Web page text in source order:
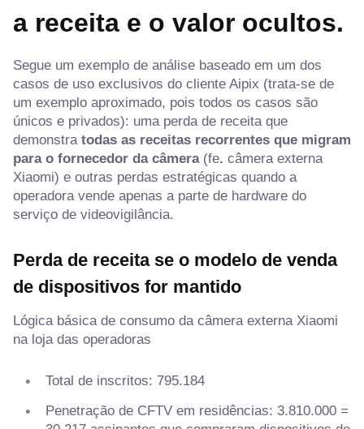
a receita e o valor ocultos.
Segue um exemplo de análise baseado em um dos
casos de uso exclusivos do cliente Aipix (trata-se de
um exemplo aproximado, pois todos os casos são
únicos e privados): uma perda de receita que
demonstra todas as receitas recorrentes que migram
para o fornecedor da câmera (fe. câmera externa
Xiaomi) e outras perdas estratégicas quando a
operadora vende apenas a parte de hardware do
serviço de videovigilância.
Perda de receita se o modelo de venda
de dispositivos for mantido
Lógica básica de consumo da câmera externa Xiaomi
na loja das operadoras
Total de inscritos: 795.184
Penetração de CFTV em residências: 3.810.000 =